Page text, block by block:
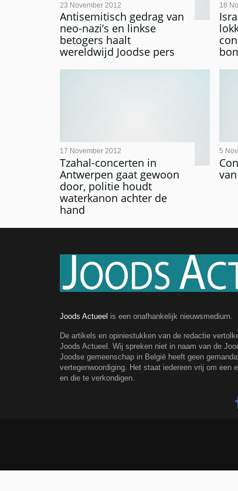
Antisemitisch gedrag van
neo-nazi’s en linkse
betogers haalt
wereldwijd Joodse pers
23 November 2012 18
Tzahal-concerten in
Antwerpen gaat gewoon
door, politie houdt
waterkanon achter de
hand
17 November 2012 5
Joods Actueel is een onafhankelijk nieuwsmedium.
De artikels en opiniestukken van de redactie
Joods Actueel. Wij spreken niet in naam van de
Joodse gemeenschap in België heeft geen
vertegenwoordiging. Het staat iedereen vrij om een
en die te verkondigen.